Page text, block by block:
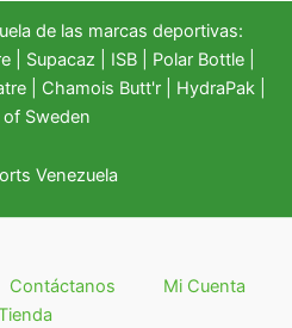
de las marcas deportivas:
| Supacaz | ISB | Polar Bottle|
Chamois Butt'r HydraPak
of Sweden
Contáctanos
Mi Cuenta